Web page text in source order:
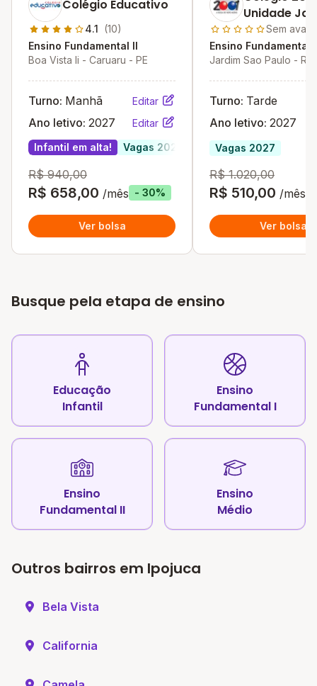
Colégio Educativo
4.1 (10)
Ensino Fundamental II
Boa Vista Ii - Caruaru - PE
Turno: Manhã Editar
Ano letivo: 2027
Editar
Infantil em alta!
Vagas 2027
R$ 940,00
R$ 658,00 /mês - 30%
Ver bolsa
Unidade
São Paulo
Sem
Ensino Fundamental
Jardim Sao Paulo -
Turno: Tarde
Ano letivo: 2027
Vagas 2027
R$ 1.020,00
R$ 510,00 /mês
Ver bolsa
Busque pela etapa de ensino
Educação
Infantil
Ensino
Fundamental I
Ensino
Fundamental II
Ensino
Médio
Outros bairros em Ipojuca
Bela Vista
California